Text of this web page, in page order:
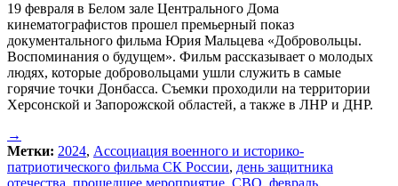
19 февраля в Белом зале Центрального Дома
кинематографистов прошел премьерный показ
документального фильма Юрия Мальцева «Добровольцы.
Воспоминания о будущем». Фильм рассказывает о молодых
людях, которые добровольцами ушли служить в самые
горячие точки Донбасса. Съемки проходили на территории
Херсонской и Запорожской областей, а также в ЛНР и ДНР.
→
Метки: 2024, Ассоциация военного и историко-
патриотического фильма СК России, день защитника